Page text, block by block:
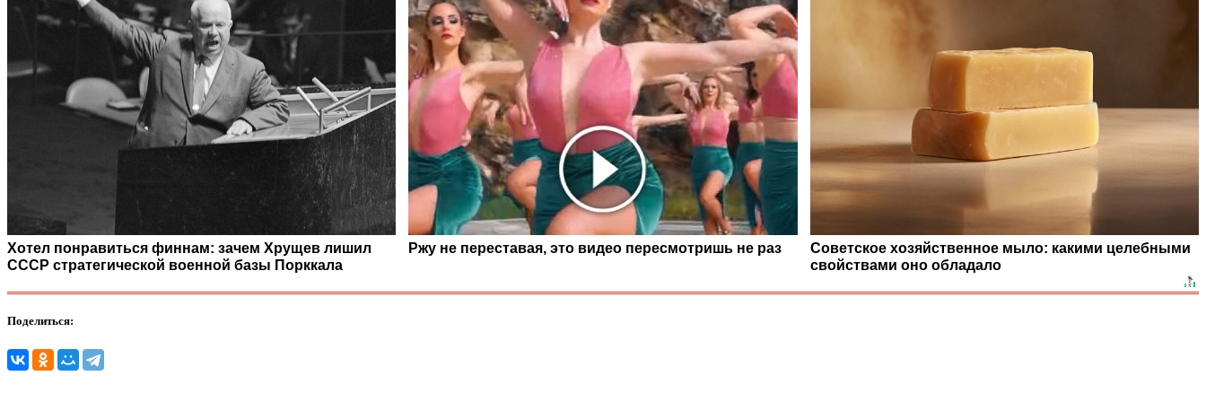
Хотел понравиться финнам: зачем Хрущев лишил
СССР стратегической военной базы Порккала
Ржу не переставая, это видео пересмотришь не раз
Советское хозяйственное мыло: какими целебными
свойствами оно обладало
Поделиться: